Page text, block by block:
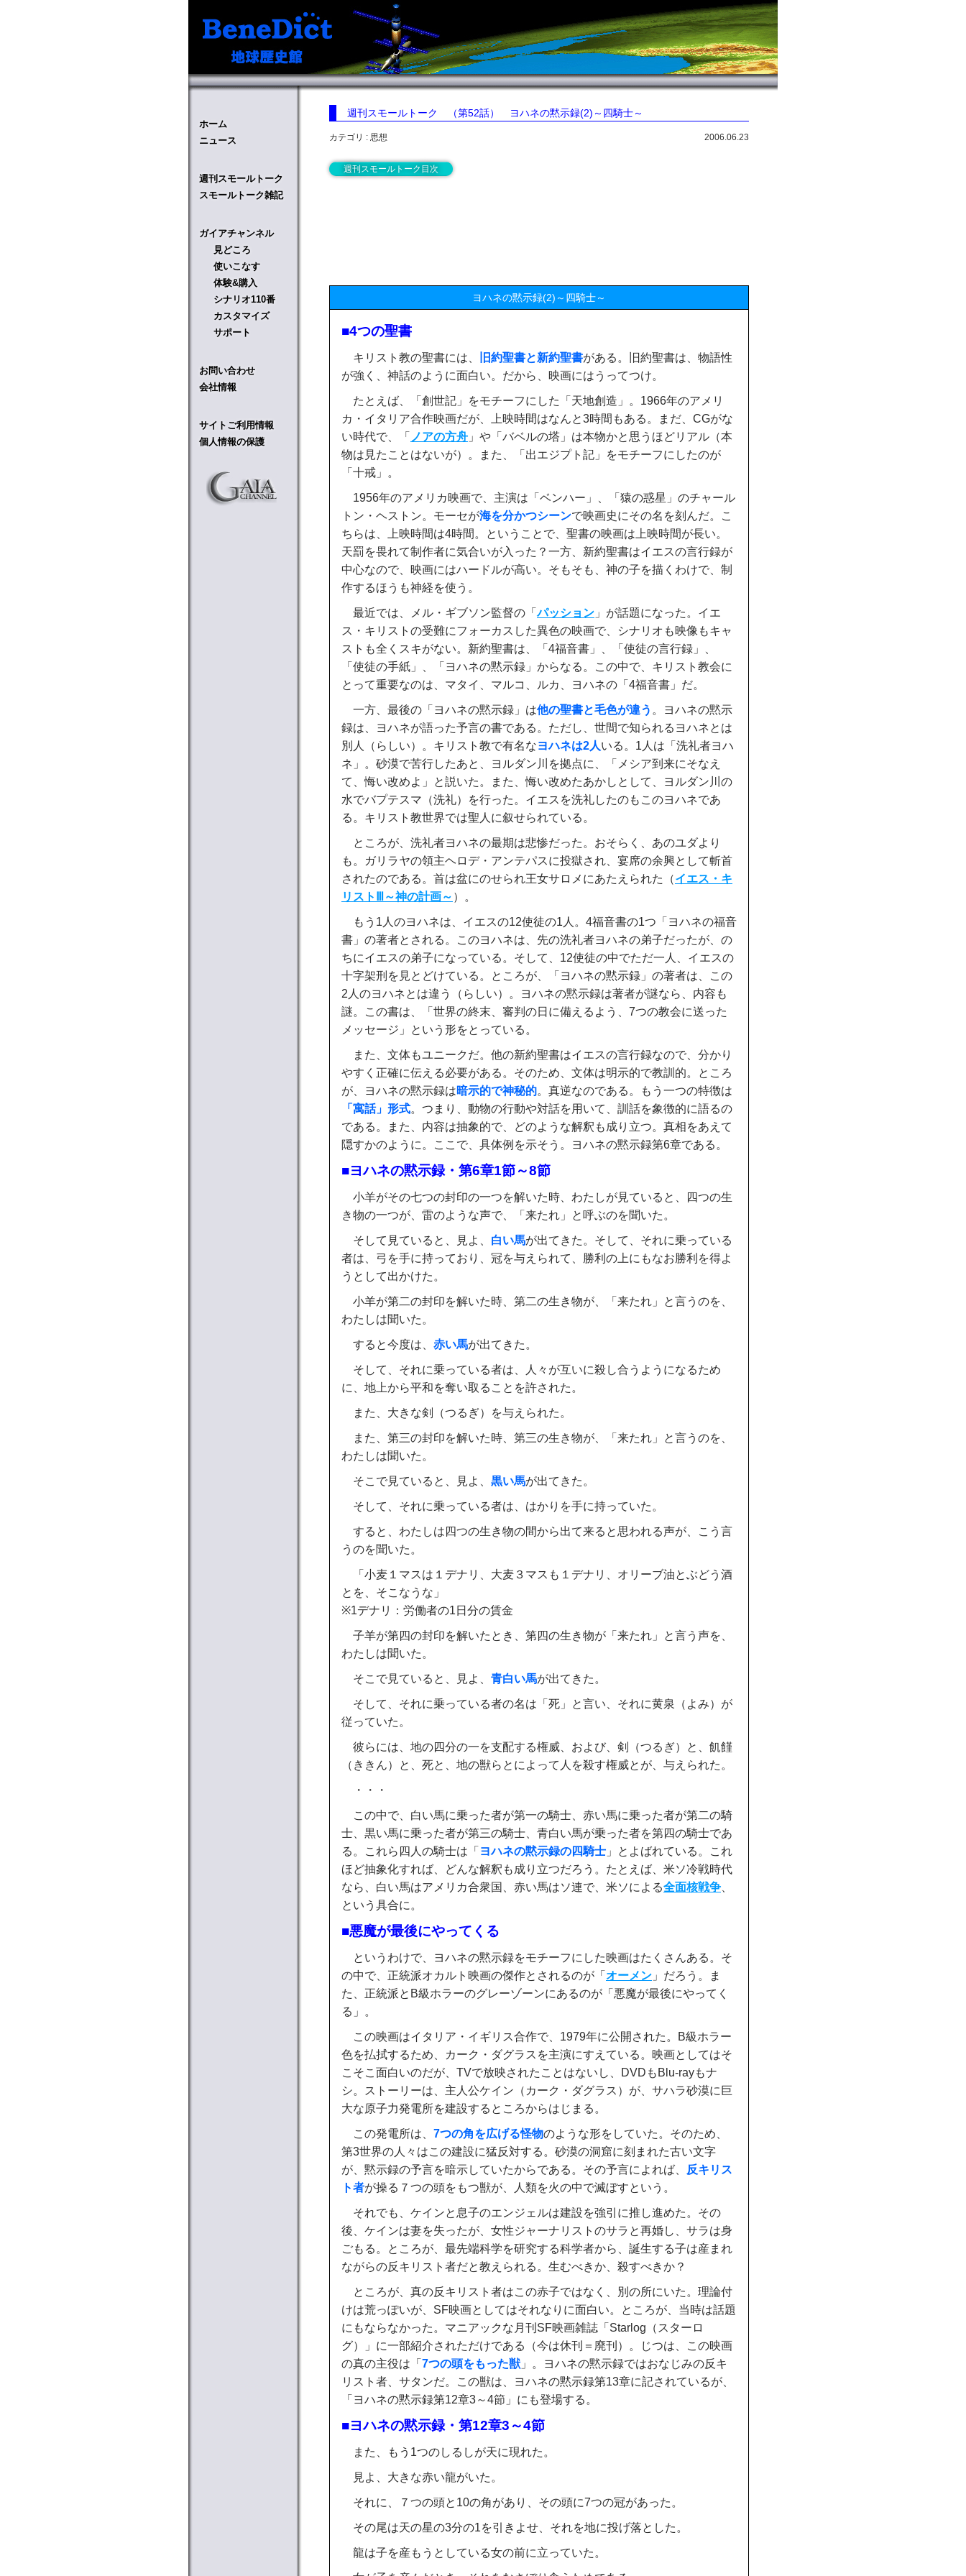
ホーム
ニュース
週刊スモールトーク
スモールトーク雑記
ガイアチャンネル
見どころ
使いこなす
体験&購入
シナリオ110番
カスタマイズ
サポート
お問い合わせ
会社情報
サイトご利用情報
個人情報の保護
週刊スモールトーク （第52話） ヨハネの黙示録(2)～四騎士～
カテゴリ : 思想 2006.06.23
週刊スモールトーク目次
ヨハネの黙示録(2)～四騎士～
■4つの聖書
キリスト教の聖書には、 旧約聖書と新約聖書がある。旧約聖書は、物語性
が強く、神話のように面白い。だから、映画にはうってつけ。
たとえば、「創世記」をモチーフにした「天地創造」。1966年のアメリ
カ・イタリア合作映画だが、上映時間はなんと3時間もある。まだ、CGがな
い時代で、「 ノアの方舟 」や「バベルの塔」は本物かと思うほどリアル（本
物は見たことはないが）。また、「出エジプト記」をモチーフにしたのが
「十戒」。
1956年のアメリカ映画で、主演は「ベンハー」、「猿の惑星」のチャール
トン・ヘストン。モーセが海を分かつシーンで映画史にその名を刻んだ。こ
ちらは、上映時間は4時間。ということで、聖書の映画は上映時間が長い。
天罰を畏れて制作者に気合いが入った？一方、新約聖書はイエスの言行録が
中心なので、映画にはハードルが高い。そもそも、神の子を描くわけで、制
作するほうも神経を使う。
最近では、メル・ギブソン監督の「パッション 」が話題になった。イエ
ス・キリストの受難にフォーカスした異色の映画で、シナリオも映像もキャ
ストも全くスキがない。新約聖書は、「4福音書」、「使徒の言行録」、
「使徒の手紙」、「ヨハネの黙示録」からなる。この中で、キリスト教会に
とって重要なのは、マタイ、マルコ、ルカ、ヨハネの「4福音書」だ。
一方、最後の「ヨハネの黙示録」は他の聖書と毛色が違う 。ヨハネの黙示
録は、ヨハネが語った予言の書である。ただし、世間で知られるヨハネとは
別人（らしい）。キリスト教で有名なヨハネは2人いる。1人は「洗礼者ヨハ
ネ」。砂漠で苦行したあと、ヨルダン川を拠点に、「メシア到来にそなえ
て、悔い改めよ」と説いた。また、悔い改めたあかしとして、ヨルダン川の
水でバプテスマ（洗礼）を行った。イエスを洗礼したのもこのヨハネであ
る。キリスト教世界では聖人に叙せられている。
ところが、洗礼者ヨハネの最期は悲惨だった。おそらく、あのユダより
も。ガリラヤの領主ヘロデ・アンテパスに投獄され、宴席の余興として斬首
されたのである。首は盆にのせられ王女サロメにあたえられた（イエス・キ
リストⅢ～神の計画～ ）。
もう1人のヨハネは、イエスの12使徒の1人。4福音書の1つ「ヨハネの福音
書」の著者とされる。このヨハネは、先の洗礼者ヨハネの弟子だったが、の
ちにイエスの弟子になっている。そして、12使徒の中でただ一人、イエスの
十字架刑を見とどけている。ところが、「ヨハネの黙示録」の著者は、この
2人のヨハネとは違う（らしい）。ヨハネの黙示録は著者が謎なら、内容も
謎。この書は、「世界の終末、審判の日に備えるよう、7つの教会に送った
メッセージ」という形をとっている。
また、文体もユニークだ。他の新約聖書はイエスの言行録なので、分かり
やすく正確に伝える必要がある。そのため、文体は明示的で教訓的。ところ
が、ヨハネの黙示録は暗示的で神秘的。真逆なのである。もう一つの特徴は
「寓話」形式。つまり、動物の行動や対話を用いて、訓話を象徴的に語るの
である。また、内容は抽象的で、どのような解釈も成り立つ。真相をあえて
隠すかのように。ここで、具体例を示そう。ヨハネの黙示録第6章である。
■ヨハネの黙示録・第6章1節～8節
小羊がその七つの封印の一つを解いた時、わたしが見ていると、四つの生
き物の一つが、雷のような声で、「来たれ」と呼ぶのを聞いた。
そして見ていると、見よ、 白い馬が出てきた。そして、それに乗っている
者は、弓を手に持っており、冠を与えられて、勝利の上にもなお勝利を得よ
うとして出かけた。
小羊が第二の封印を解いた時、第二の生き物が、「来たれ」と言うのを、
わたしは聞いた。
すると今度は、 赤い馬が出てきた。
そして、それに乗っている者は、人々が互いに殺し合うようになるため
に、地上から平和を奪い取ることを許された。
また、大きな剣（つるぎ）を与えられた。
また、第三の封印を解いた時、第三の生き物が、「来たれ」と言うのを、
わたしは聞いた。
そこで見ていると、見よ、 黒い馬が出てきた。
そして、それに乗っている者は、はかりを手に持っていた。
すると、わたしは四つの生き物の間から出て来ると思われる声が、こう言
うのを聞いた。
「小麦１マスは１デナリ、大麦３マスも１デナリ、オリーブ油とぶどう酒
とを、そこなうな」
※1デナリ：労働者の1日分の賃金
子羊が第四の封印を解いたとき、第四の生き物が「来たれ」と言う声を、
わたしは聞いた。
そこで見ていると、見よ、 青白い馬が出てきた。
そして、それに乗っている者の名は「死」と言い、それに黄泉（よみ）が
従っていた。
彼らには、地の四分の一を支配する権威、および、剣（つるぎ）と、飢饉
（ききん）と、死と、地の獣らとによって人を殺す権威とが、与えられた。
・・・
この中で、白い馬に乗った者が第一の騎士、赤い馬に乗った者が第二の騎
士、黒い馬に乗った者が第三の騎士、青白い馬が乗った者を第四の騎士であ
る。これら四人の騎士は「 ヨハネの黙示録の四騎士 」とよばれている。これ
ほど抽象化すれば、どんな解釈も成り立つだろう。たとえば、米ソ冷戦時代
なら、白い馬はアメリカ合衆国、赤い馬はソ連で、米ソによる全面核戦争
という具合に。
■悪魔が最後にやってくる
というわけで、ヨハネの黙示録をモチーフにした映画はたくさんある。そ
の中で、正統派オカルト映画の傑作とされるのが「 オーメン 」だろう。ま
た、正統派とB級ホラーのグレーゾーンにあるのが「悪魔が最後にやってく
る」。
この映画はイタリア・イギリス合作で、1979年に公開された。B級ホラー
色を払拭するため、カーク・ダグラスを主演にすえている。映画としてはそ
こそこ面白いのだが、TVで放映されたことはないし、DVDもBlu-rayもナ
シ。ストーリーは、主人公ケイン（カーク・ダグラス）が、サハラ砂漠に巨
大な原子力発電所を建設するところからはじまる。
この発電所は、 7つの角を広げる怪物のような形をしていた。そのため、
第3世界の人々はこの建設に猛反対する。砂漠の洞窟に刻まれた古い文字
が、黙示録の予言を暗示していたからである。その予言によれば、
反キリス
ト者が操る７つの頭をもつ獣が、人類を火の中で滅ぼすという。
それでも、ケインと息子のエンジェルは建設を強引に推し進めた。その
後、ケインは妻を失ったが、女性ジャーナリストのサラと再婚し、サラは身
ごもる。ところが、最先端科学を研究する科学者から、誕生する子は産まれ
ながらの反キリスト者だと教えられる。生むべきか、殺すべきか？
ところが、真の反キリスト者はこの赤子ではなく、別の所にいた。理論付
けは荒っぽいが、SF映画としてはそれなりに面白い。ところが、当時は話題
にもならなかった。マニアックな月刊SF映画雑誌「Starlog（スターロ
グ）」に一部紹介されただけである（今は休刊＝廃刊）。じつは、この映画
の真の主役は「 7つの頭をもった獣 」。ヨハネの黙示録ではおなじみの反キ
リスト者、サタンだ。この獣は、ヨハネの黙示録第13章に記されているが、
「ヨハネの黙示録第12章3～4節」にも登場する。
■ヨハネの黙示録・第12章3～4節
また、もう1つのしるしが天に現れた。
見よ、大きな赤い龍がいた。
それに、７つの頭と10の角があり、その頭に7つの冠があった。
その尾は天の星の3分の1を引きよせ、それを地に投げ落とした。
龍は子を産もうとしている女の前に立っていた。